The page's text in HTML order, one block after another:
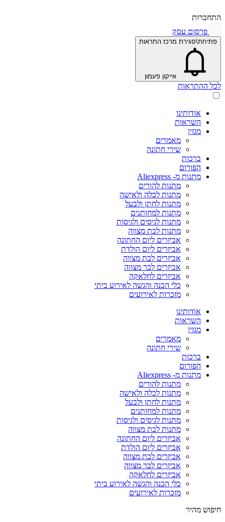
התחברות
פרסום עסק
פתיחת\סגירת מרכז התראות
אייקון פעמון
לכל ההתראות
אודותינו
השראות
מגזין
מאמרים
שירי חתונה
ברכות
הפורום
מתנות מ- Aliexpress
מתנות להורים
מתנות לכלה ולאישה
מתנות לחתן ולבעל
מתנות למחותנים
מתנות לגיסים ולגיסות
מתנות לבת מצווה
אביזרים ליום החתונה
אביזרים ליום הולדת
אביזרים לבת מצווה
אביזרים לבר מצווה
אביזרים לחלאקה
כלי הכנה והגשה לאירוע ביתי
מזכרות לאירועים
אודותינו
השראות
מגזין
מאמרים
שירי חתונה
ברכות
הפורום
מתנות מ- Aliexpress
מתנות להורים
מתנות לכלה ולאישה
מתנות לחתן ולבעל
מתנות למחותנים
מתנות לגיסים ולגיסות
מתנות לבת מצווה
אביזרים ליום החתונה
אביזרים ליום הולדת
אביזרים לבת מצווה
אביזרים לבר מצווה
אביזרים לחלאקה
כלי הכנה והגשה לאירוע ביתי
מזכרות לאירועים
חיפוש מהיר